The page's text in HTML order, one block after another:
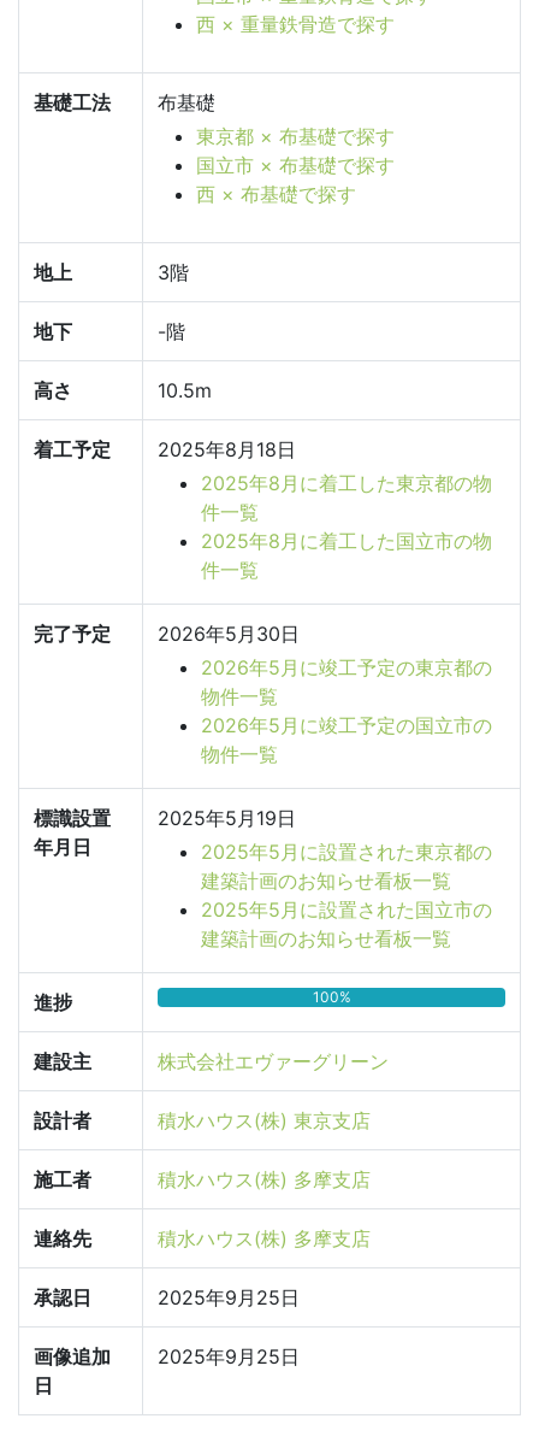
西 × 重量鉄骨造で探す
基礎工法
布基礎
東京都 × 布基礎で探す
国立市 × 布基礎で探す
西 × 布基礎で探す
地上 3階
地下 -階
高さ 10.5m
着工予定
2025年8月18日
2025年8月に着工した東京都の物
件一覧
2025年8月に着工した国立市の物
件一覧
完了予定
2026年5月30日
2026年5月に竣工予定の東京都の
物件一覧
2026年5月に竣工予定の国立市の
物件一覧
標識設置
年月日
2025年5月19日
2025年5月に設置された東京都の
建築計画のお知らせ看板一覧
2025年5月に設置された国立市の
建築計画のお知らせ看板一覧
進捗 100%
建設主 株式会社エヴァーグリーン
設計者 積水ハウス(株) 東京支店
施工者 積水ハウス(株) 多摩支店
連絡先 積水ハウス(株) 多摩支店
承認日 2025年9月25日
画像追加
日
2025年9月25日